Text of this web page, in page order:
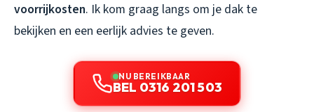
voorrijkosten. Ik kom graag langs om je dak te
bekijken en een eerlijk advies te geven.
NU BEREIKBAAR
BEL 0316 201 503